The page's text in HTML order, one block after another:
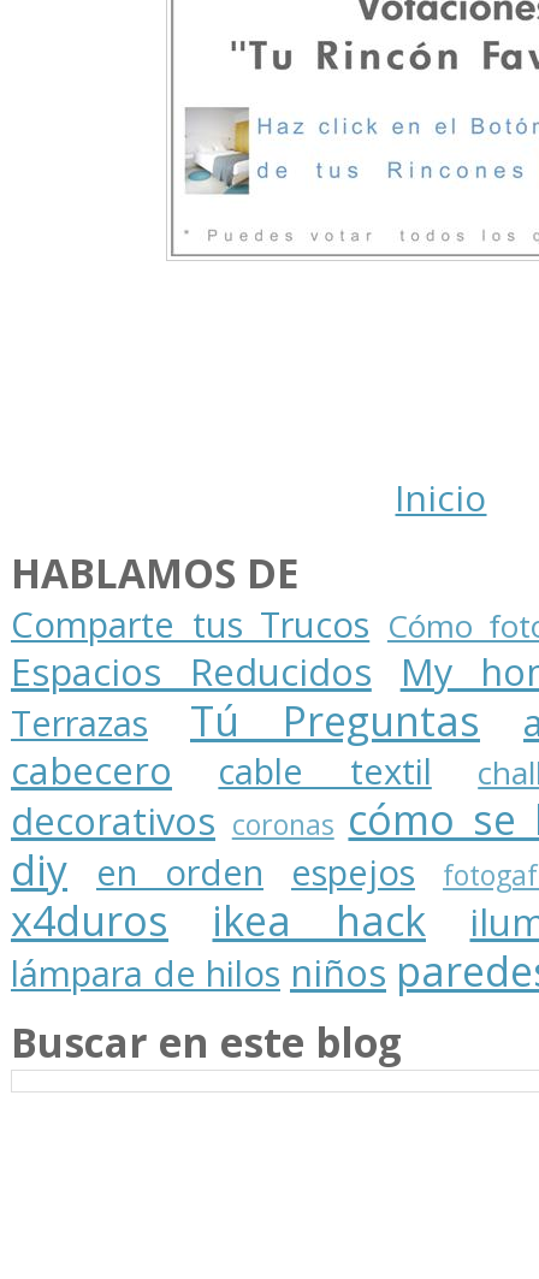
Inicio
HABLAMOS DE
Comparte tus Trucos Cómo
Espacios Reducidos My
Terrazas Tú Preguntas
cabecero
cable textil
decorativos coronas cómo se
diy
en orden espejos
x4duros ikea hack
lámpara de hilos niños
Buscar en este blog